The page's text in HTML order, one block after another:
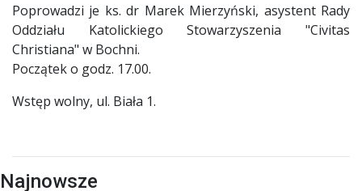
Poprowadzi je ks. dr Marek Mierzyński, asystent Rady
Oddziału Katolickiego Stowarzyszenia "Civitas
Christiana" w Bochni.
Początek o godz. 17.00.
Wstęp wolny, ul. Biała 1.
Najnowsze